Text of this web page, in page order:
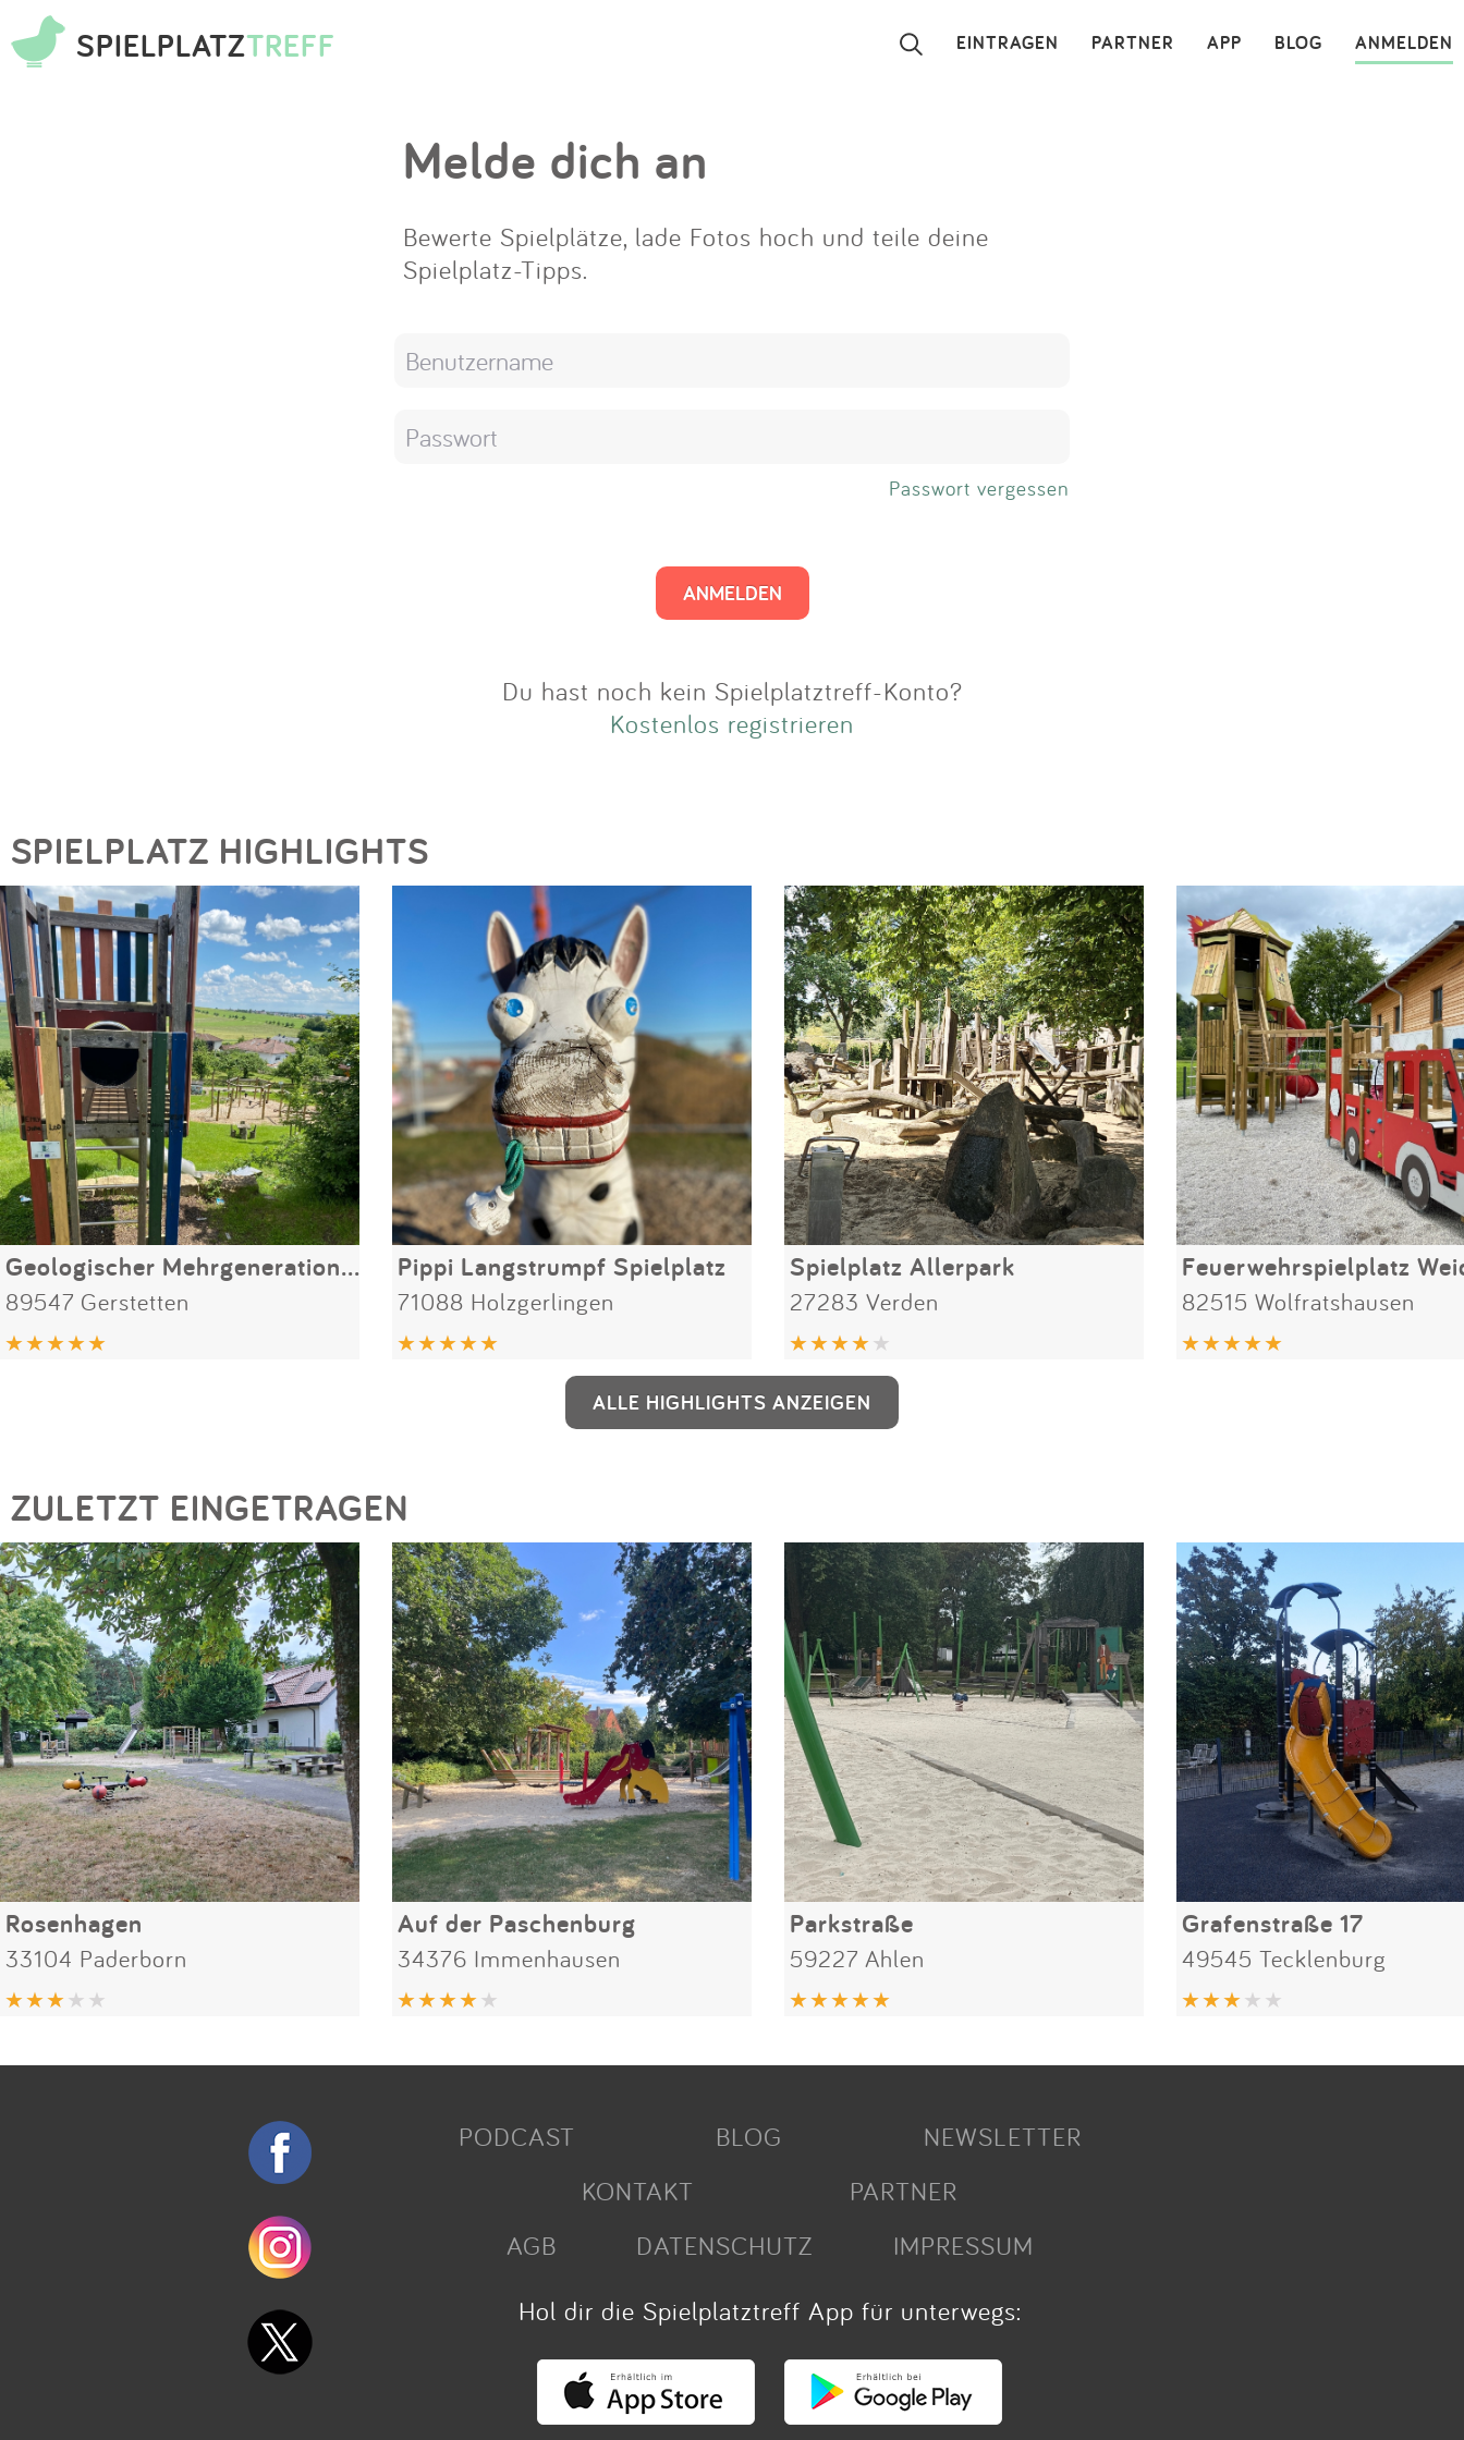
SPIELPLATZTREFF ANMELDEN
BLOG
APP
PARTNER
EINTRAGEN ×
App
Anmelden
Melde dich an
Bewerte Spielplätze, lade Fotos hoch und teile deine
Spielplatz-Tipps.
Passwort vergessen
Du hast noch kein Spielplatztreff-Konto?
Kostenlos registrieren
SPIELPLATZ HIGHLIGHTS
Geologischer Mehrgenerationenspielplatz am Kliff
89547 Gerstetten
Pippi Langstrumpf Spielplatz
71088 Holzgerlingen
Spielplatz Allerpark
27283 Verden
Feuerwehrspielplatz
82515 Wolfratshausen
ALLE HIGHLIGHTS ANZEIGEN
ZULETZT EINGETRAGEN
Rosenhagen
33104 Paderborn
Auf der Paschenburg
34376 Immenhausen
Parkstraße
59227 Ahlen
Grafenstraße 17
49545 Tecklenburg
PODCAST BLOG
NEWSLETTER
KONTAKT
PARTNER
AGB
DATENSCHUTZ
IMPRESSUM
Hol dir die Spielplatztreff App für unterwegs: